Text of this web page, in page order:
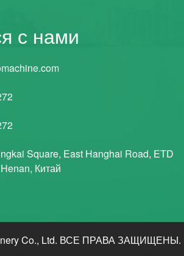
с нами
Square, East Hanghai Road, ETD
Китай
Co., Ltd. ВСЕ ПРАВА ЗАЩИЩЕНЫ.